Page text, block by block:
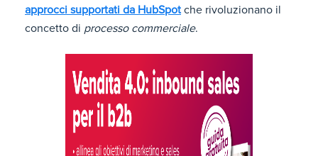
approcci supportati da HubSpotche rivoluzionano il
concetto di processo commerciale.